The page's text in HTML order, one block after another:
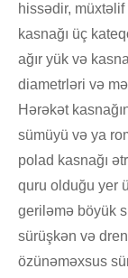
hissədir,
kasnağı üç
ağır yük və
diametrləri və
Hərəkət
sümüyü və ya
polad kasnağı
quru olduğu yer
geriləmə böyük
sürüşkən və
özünəməxsus